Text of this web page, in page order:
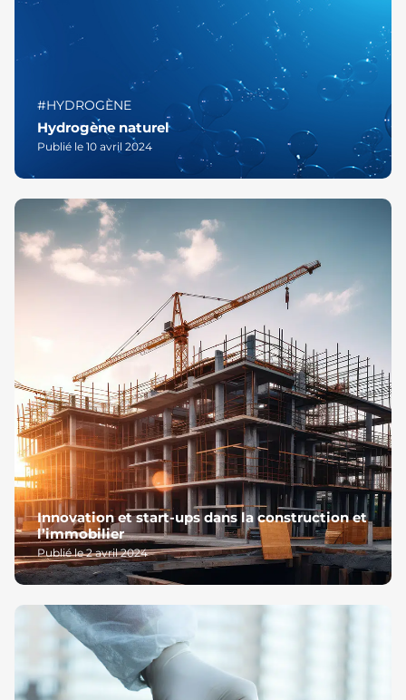
#HYDROGÈNE
Hydrogène naturel
Publié le 10 avril 2024
Innovation et start-ups dans la construction et
l’immobilier
Publié le 2 avril 2024